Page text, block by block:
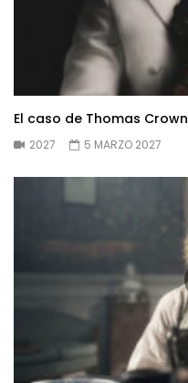
El caso de Thomas Crown
2027 5 MARZO 2027